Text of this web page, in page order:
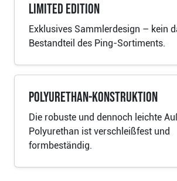
Limited Edition
Exklusives Sammlerdesign – kein
Bestandteil des Ping-Sortiments.
Polyurethan-Konstruktion
Die robuste und dennoch leichte
Polyurethan ist verschleißfest und
formbeständig.